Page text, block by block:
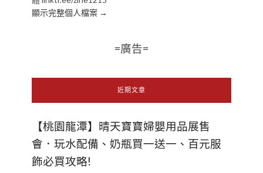
顯示完整個人檔案 →
=廣告=
近期文章
【桃園龍潭】晴天寶寶婦嬰用品展售
會．玩水配備、奶瓶買一送一、百元服
飾必買攻略!